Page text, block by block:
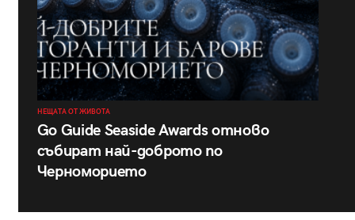
НЕЩАТА ОТ ЖИВОТА
Go Guide Seaside Awards отново
събират най-доброто по
Черноморието